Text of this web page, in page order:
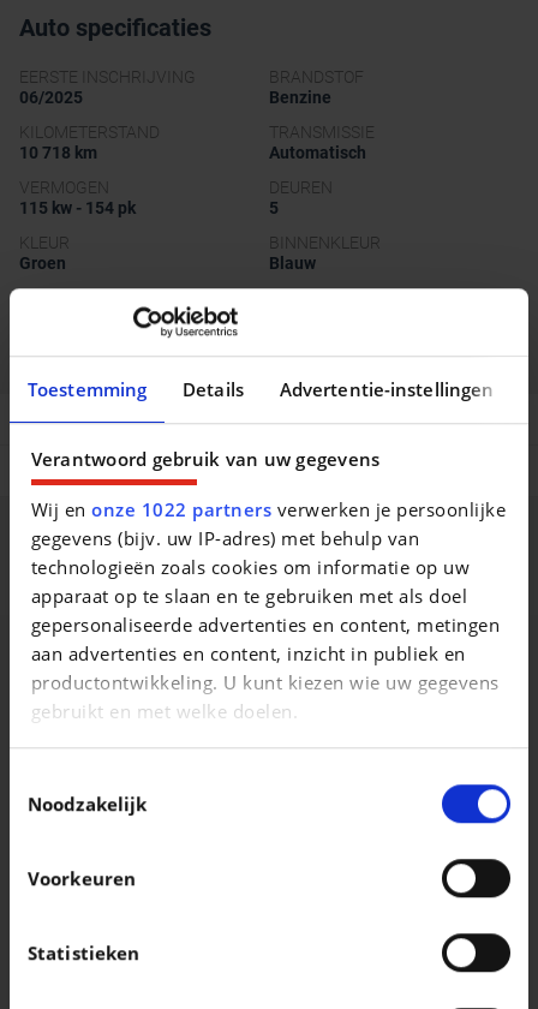
Toestemming Details Advertentie-instellingen
Verantwoord gebruik van uw gegevens
Wij enonze 1022 partners verwerken je persoonlijke
gegevens (bijv. uw IP-adres) met behulp van
technologieën zoals cookies om informatie op uw
apparaat op te slaan en te gebruiken met als doel
gepersonaliseerde advertenties en content, metingen
aan advertenties en content, inzicht in publiek en
productontwikkeling. U kunt kiezen wie uw gegevens
gebruikt en met welke doelen.
Informatie verzamelen over uw geografische
locatie, die tot een paar meter nauwkeurig kan zijn
Uw apparaat identificeren door het actief te
scannen op specifieke eigenschappen
Lees meer over hoe uw persoonlijke gegevens worden
detailgedeelte
Noodzakelijk
Voorkeuren
Statistieken
Auto specificaties
EERSTE INSCHRIJVING
06/2025
BRANDSTOF
Benzine
KILOMETERSTAND
10 718 km
TRANSMISSIE
Automatisch
VERMOGEN
115 kw - 154 pk
DEUREN
5
KLEUR
Groen
BINNENKLEUR
Blauw
Veiligheidsopties
Comfort en uitrusting
Beschrijving van het voertuig occasie
Vergelijkbare voertuigen
21.490 EUR|68.441 km 27.500 km